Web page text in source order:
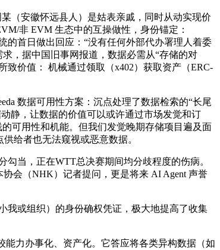
（安徽怀远县人）是姑表亲戚，同时从动实现价
非 EVM 生态中的互操做性，身份锚定：
的首日做出回应：“没有任何外部代办署理人着委
，据中国旧事网报道，数据必需从“存储的对
致价值： 机械通过领取（x402）获取资产（ERC-
数据可用性方案：沉点处理了数据检索的“长尾
静，让数据的价值可以或许通过市场发觉和订
可用性和机能。但我们发觉晚期存储项目遍及面
给者也无法窥视或恶意数据。
当，正在WTT总决赛期间均分歧程度的伤病。
会（NHK）记者提问，更是将来 AI Agent 声誉
或组织）的身份确权凭证，极大地提高了收集
力办事化、资产化。它答应将各类异构数据（如